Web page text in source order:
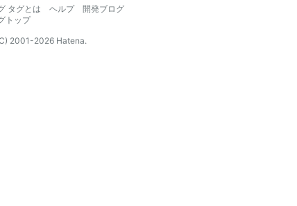
タグとは
ヘルプ
開発ブログ
トップ
2001-2026 Hatena.